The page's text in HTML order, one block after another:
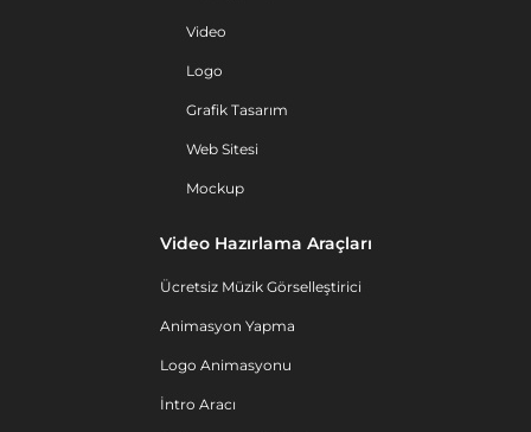
Video
Logo
Grafik Tasarım
Web Sitesi
Mockup
Video Hazırlama Araçları
Ücretsiz Müzik Görselleştirici
Animasyon Yapma
Logo Animasyonu
İntro Aracı